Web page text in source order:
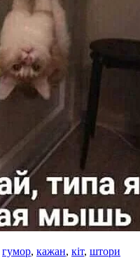
гумор, кажан, кіт, штори